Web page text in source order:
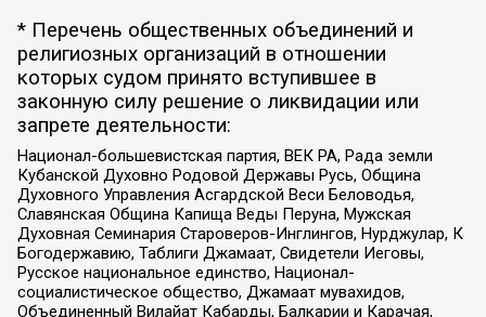
* Перечень общественных объединений и
религиозных организаций в отношении
которых судом принято вступившее в
законную силу решение о ликвидации или
запрете деятельности:
Национал-большевистская партия, ВЕК РА, Рада земли
Кубанской Духовно Родовой Державы Русь, Община
Духовного Управления Асгардской Веси Беловодья,
Славянская Община Капища Веды Перуна, Мужская
Духовная Семинария Староверов-Инглингов, Нурджулар, К
Богодержавию, Таблиги Джамаат, Свидетели Иеговы,
Русское национальное единство, Национал-
социалистическое общество, Джамаат мувахидов,
Объединенный Вилайат Кабарды, Балкарии и Карачая,